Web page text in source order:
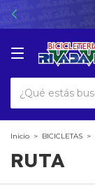
Inicio > BICICLETAS >
RUTA